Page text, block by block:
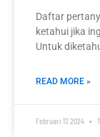
Daftar
ketahui jika
Untuk
READ MORE »
Februari 17, 2024